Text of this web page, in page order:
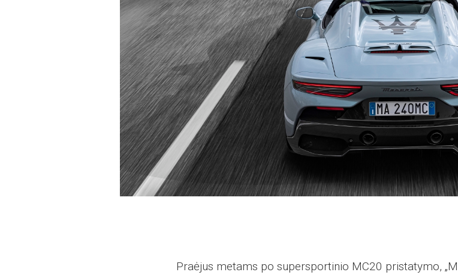
Praėjus metams po supersportinio MC20 pristatymo,